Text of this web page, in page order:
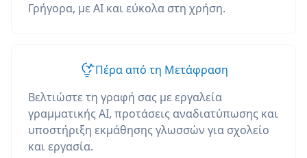
Γρήγορα, με AI και εύκολα στη χρήση.
Πέρα από τη Μετάφραση
Βελτιώστε τη γραφή σας με εργαλεία
γραμματικής AI, προτάσεις αναδιατύπωσης και
υποστήριξη εκμάθησης γλωσσών για σχολείο
και εργασία.